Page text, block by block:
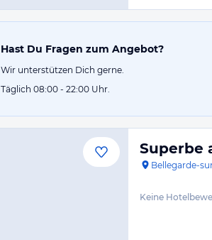
Hast Du Fragen zum Angebot?
Wir unterstützen Dich gerne.
Täglich 08:00 - 22:00 Uhr.
Superbe
Bellegarde-
Keine